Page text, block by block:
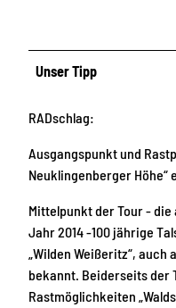
Unser Tipp
RADschlag:
Ausgangspunkt und
Neuklingenberger
Mittelpunkt der Tour - die
Jahr 2014 -100 jährige
„Wilden Weißeritz“, auch
bekannt. Beiderseits der
Rastmöglichkeiten